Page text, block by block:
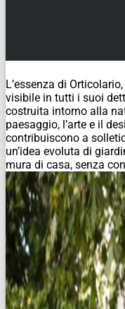
L’essenza di
visibile in tutti i suoi
costruita intorno alla
paesaggio, l’arte e il
contribuiscono a
un’idea evoluta di
mura di casa, senza